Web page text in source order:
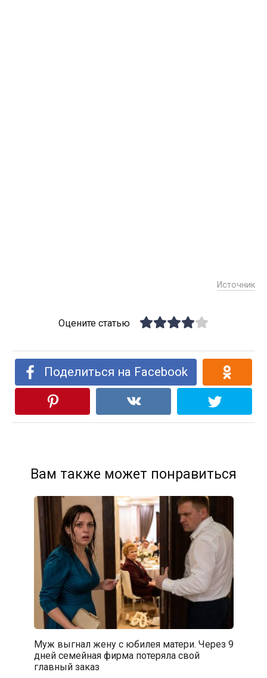
Источник
Оцените статью
Поделиться на Facebook
Вам также может понравиться
Муж выгнал жену с юбилея матери. Через 9
дней семейная фирма потеряла свой
главный заказ